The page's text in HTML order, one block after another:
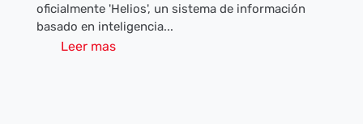
oficialmente 'Helios', un sistema de información
basado en inteligencia...
Leer mas